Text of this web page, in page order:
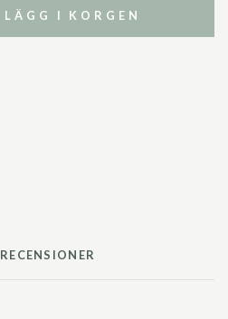
LÄGG I KORGEN
RECENSIONER